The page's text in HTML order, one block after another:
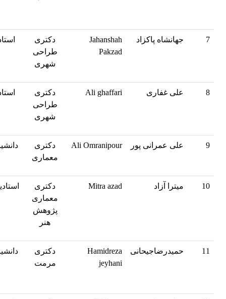
7 جهانشاه پاکزاد
Jahanshah
Pakzad
دکتری
طراحی
شهری
8 علی غفاری Ali ghaffari
دکتری
طراحی
شهری
9 علی عمرانی پور Ali Omranipour
دکتری
معماری
10 میترا آزاد Mitra azad
دکتری
معماری
پژوهش
هنر
11 حمیدرضاجیحانی
Hamidreza
jeyhani
دکتری
مرمت